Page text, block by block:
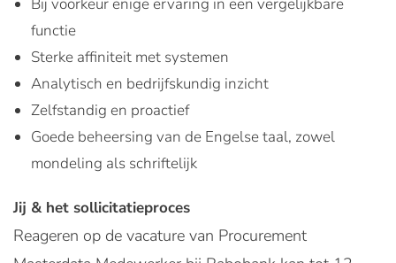
functie
Sterke affiniteit met systemen
Analytisch en bedrijfskundig inzicht
Zelfstandig en proactief
Goede beheersing van de Engelse taal, zowel
mondeling als schriftelijk
Jij & het sollicitatieproces
Reageren op de vacature van Procurement